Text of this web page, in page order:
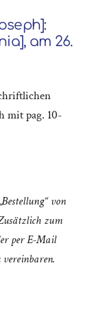
am 26.
mit pag. 10-
von
zum
per E-Mail